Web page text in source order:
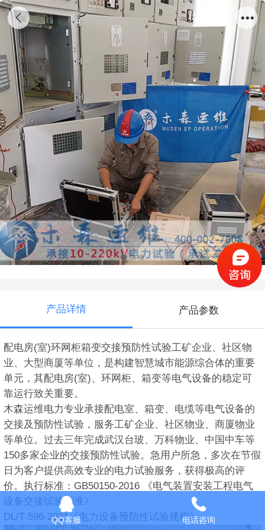
配电房(室)、环网柜、箱变交接预防性试验
产品详情 产品参数
配电房(室)环网柜箱变交接预防性试验工矿企业、社区物
业、大型商厦等单位，是构建智慧城市能源综合体的重要
单元，其配电房(室)、环网柜、箱变等电气设备的稳定可
靠运行致关重要。
木森运维电力专业承接配电室、箱变、电缆等电气设备的
交接及预防性试验，服务工矿企业、社区物业、商厦物业
等单位。过去三年完成武汉台玻、万科物业、中国中车等
150多家企业的交接预防性试验。急用户所急，多次在节假
日为客户提供高效专业的电力试验服务，获得极高的评
价。执行标准：GB50150-2016 《电气装置安装工程电气
设备交接试验标准》
DL/T 596-2021《电力设备预防性试验规程》
QQ客服 电话咨询